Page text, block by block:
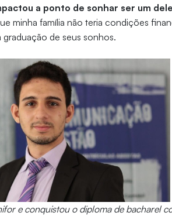
a ponto de sonhar ser um
minha família não teria condições
de seus sonhos.
e conquistou o diploma de bacharel